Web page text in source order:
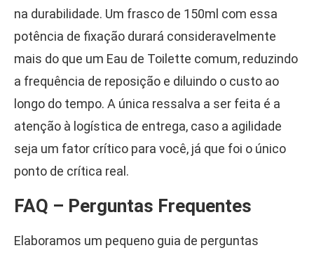
na durabilidade. Um frasco de 150ml com essa
potência de fixação durará consideravelmente
mais do que um Eau de Toilette comum, reduzindo
a frequência de reposição e diluindo o custo ao
longo do tempo. A única ressalva a ser feita é a
atenção à logística de entrega, caso a agilidade
seja um fator crítico para você, já que foi o único
ponto de crítica real.
FAQ – Perguntas Frequentes
Elaboramos um pequeno guia de perguntas